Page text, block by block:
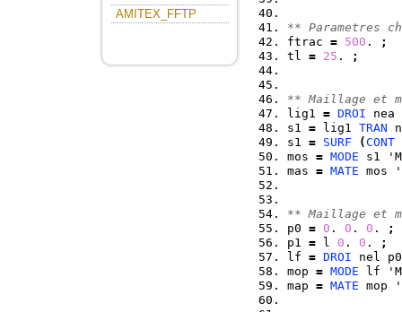
AMITEX_FFTP
** Parametres
ftrac = 500 .
;
tl = 25 . ;
** Maillage et
lig1 = DROI nea
s1 = lig1 TRAN
s1 = SURF (CONT
mos = MODE s1
mas = MATE mos
** Maillage et
p0 = 0 . 0 . 0 .
;
p1 = l 0 . 0 .
;
lf = DROI nel
mop = MODE lf
map = MATE mop